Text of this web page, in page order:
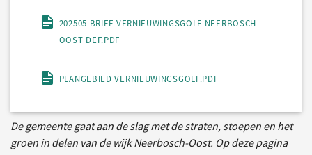
202505 BRIEF VERNIEUWINGSGOLF NEERBOSCH-
OOST DEF.PDF
PLANGEBIED VERNIEUWINGSGOLF.PDF
De gemeente gaat aan de slag met de straten, stoepen en het
groen in delen van de wijk Neerbosch-Oost. Op deze pagina